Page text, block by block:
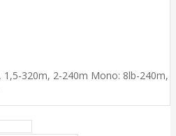
1,5-320m, 2-240m Mono: 8lb-240m,